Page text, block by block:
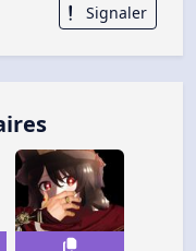
Signaler